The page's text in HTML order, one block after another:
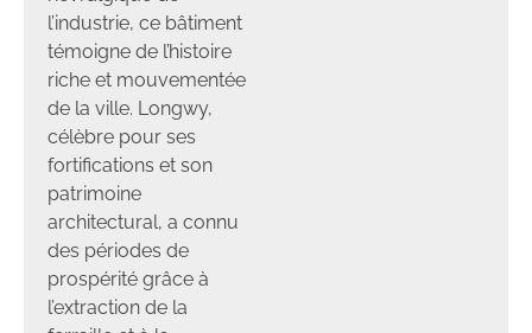
l’industrie, ce bâtiment
témoigne de l’histoire
riche et mouvementée
de la ville. Longwy,
célèbre pour ses
fortifications et son
patrimoine
architectural, a connu
des périodes de
prospérité grâce à
l’extraction de la